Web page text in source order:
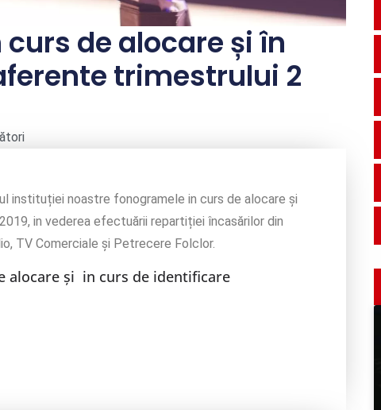
de alocare și în
trimestrului 2
instituției noastre fonogramele in curs de alocare și
in vederea efectuării repartiției încasărilor din
TV Comerciale și Petrecere Folclor.
alocare și in curs de identificare